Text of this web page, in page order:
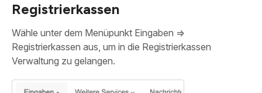
Registrierkassen
Wähle unter dem Menüpunkt Eingaben =>
Registrierkassen aus, um in die Registrierkassen
Verwaltung zu gelangen.